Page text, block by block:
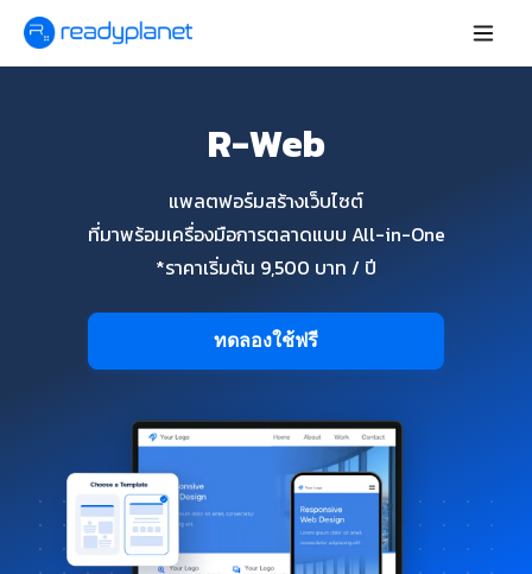
R-Web
แพลตฟอร์มสร้างเว็บไซต์
ที่มาพร้อมเครื่องมือการตลาดแบบ All-in-One
*ราคาเริ่มต้น 9,500 บาท / ปี
ทดลองใช้ฟรี